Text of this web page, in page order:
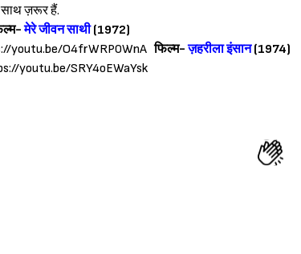
साथ ज़रूर हैं.
मेरे जीवन साथी(1972)
youtu.be/O4frWRP0WnAफिल्म-ज़हरीला इंसान(1974)
youtu.be/SRY4oEWaYsk